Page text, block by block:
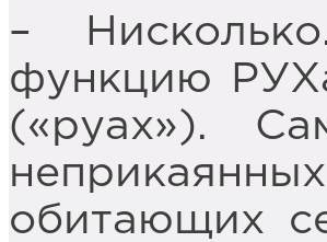
–
функцию
(«руах»).
обитающих